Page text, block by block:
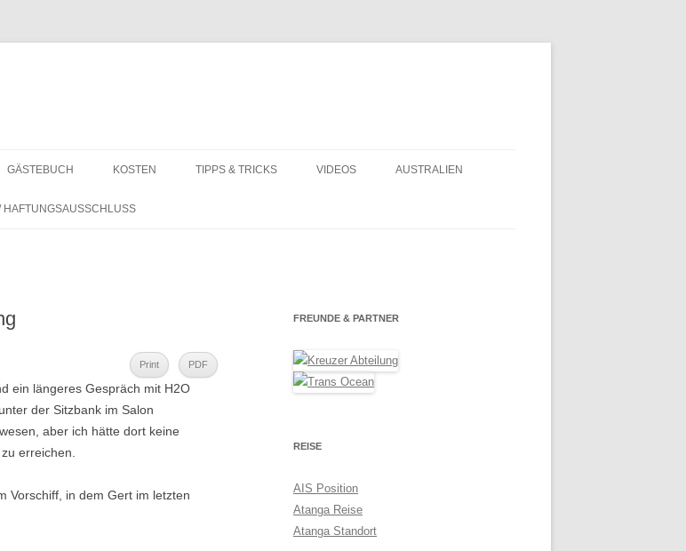
GÄSTEBUCH KOSTEN
KOSTEN AUF LANGFAHRT
TIPPS & TRICKS
ODER OHNE AGENTEN?
PANTRY UND HAUSHALT
AMATEURFUNK – EINBAU UND
TECHNIK
VIDEOS AUSTRALIEN
HAFTUNGSAUSSCHLUSS
Print PDF
ein längeres Gespräch mit H2O
der Sitzbank im Salon
aber ich hätte dort keine
erreichen.
Vorschiff, in dem Gert im letzten
FREUNDE & PARTNER
REISE
AIS Position
Atanga Reise
Atanga Standort